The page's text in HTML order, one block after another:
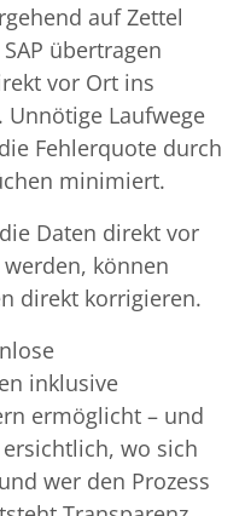
auf Zettel
übertragen
vor Ort ins
Unnötige Laufwege
Fehlerquote durch
minimiert.
Daten direkt vor
können
direkt korrigieren.
inklusive
ermöglicht – und
wo sich
wer den Prozess